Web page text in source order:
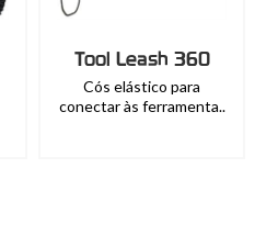
Tool Leash 360
Cós elástico para
conectar às ferramenta..